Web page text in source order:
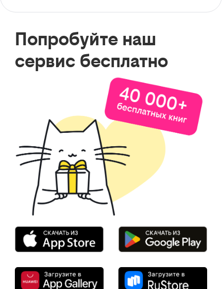
Попробуйте наш
сервис бесплатно